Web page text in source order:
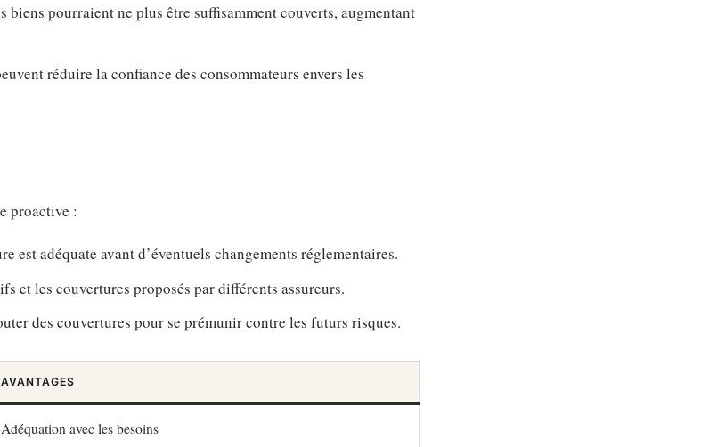
pourraient ne plus être suffisamment couverts, augmentant
réduire la confiance des consommateurs envers les
proactive :
est adéquate avant d’éventuels changements réglementaires.
et les couvertures proposés par différents assureurs.
des couvertures pour se prémunir contre les futurs risques.
AVANTAGES
Adéquation avec les besoins